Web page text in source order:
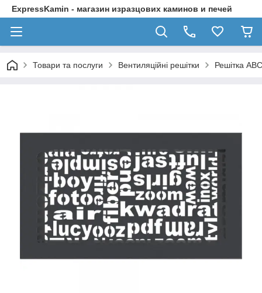
ExpressKamin - магазин изразцових каминов и печей
Товари та послуги Вентиляційні решітки Решітка